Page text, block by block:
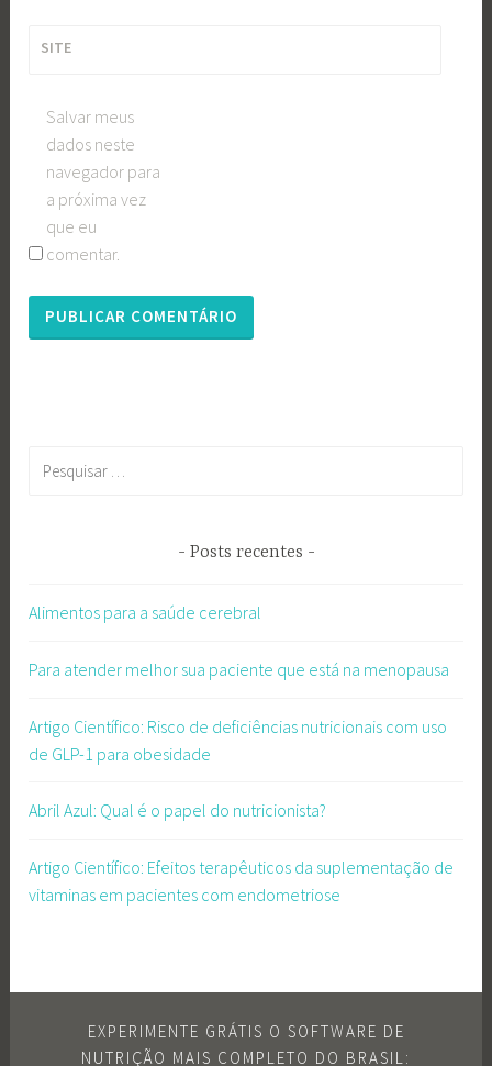
SITE
Salvar meus
dados neste
navegador para
a próxima vez
que eu
comentar.
Posts recentes
Alimentos para a saúde cerebral
Para atender melhor sua paciente que está na menopausa
Artigo Científico: Risco de deficiências nutricionais com uso
de GLP-1 para obesidade
Abril Azul: Qual é o papel do nutricionista?
Artigo Científico: Efeitos terapêuticos da suplementação de
vitaminas em pacientes com endometriose
EXPERIMENTE GRÁTIS O SOFTWARE DE
NUTRIÇÃO MAIS COMPLETO DO BRASIL: